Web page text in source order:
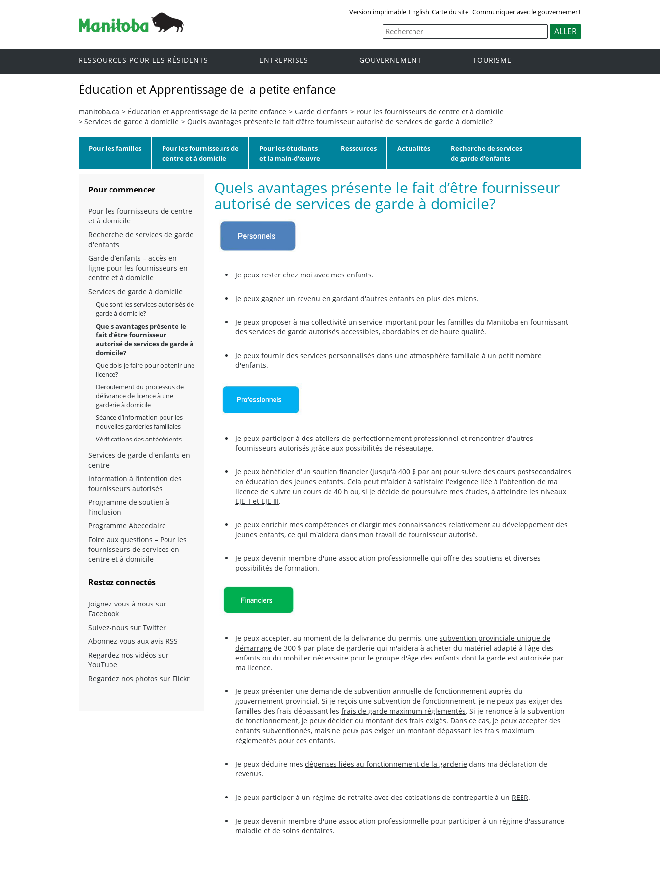
Version imprimable English Carte du site Communiquer avec le gouvernement
RESSOURCES POUR LES RÉSIDENTS ENTREPRISES GOUVERNEMENT TOURISME
Éducation et Apprentissage de la petite enfance
manitoba.ca > Éducation et Apprentissage de la petite enfance > Garde d'enfants > Pour les fournisseurs de centre et à domicile
> Services de garde à domicile > Quels avantages présente le fait d’être fournisseur autorisé de services de garde à domicile?
Pour les familles
Pour les fournisseurs de
centre et à domicile
Pour les étudiants
et la main-d'œuvre
Ressources Actualités
Recherche de services
de garde d'enfants
Quels avantages présente le fait d’être fournisseur
autorisé de services de garde à domicile?
Je peux rester chez moi avec mes enfants.
Je peux gagner un revenu en gardant d'autres enfants en plus des miens.
Je peux proposer à ma collectivité un service important pour les familles du Manitoba en fournissant
des services de garde autorisés accessibles, abordables et de haute qualité.
Je peux fournir des services personnalisés dans une atmosphère familiale à un petit nombre
d'enfants.
Je peux participer à des ateliers de perfectionnement professionnel et rencontrer d'autres
fournisseurs autorisés grâce aux possibilités de réseautage.
Je peux bénéficier d'un soutien financier (jusqu'à 400 $ par an) pour suivre des cours postsecondaires
en éducation des jeunes enfants. Cela peut m'aider à satisfaire l'exigence liée à l'obtention de ma
licence de suivre un cours de 40 h ou, si je décide de poursuivre mes études, à atteindre les niveaux
EJE II et EJE III.
Je peux enrichir mes compétences et élargir mes connaissances relativement au développement des
jeunes enfants, ce qui m'aidera dans mon travail de fournisseur autorisé.
Je peux devenir membre d'une association professionnelle qui offre des soutiens et diverses
possibilités de formation.
Je peux accepter, au moment de la délivrance du permis, une subvention provinciale unique de
démarrage de 300 $ par place de garderie qui m'aidera à acheter du matériel adapté à l'âge des
enfants ou du mobilier nécessaire pour le groupe d'âge des enfants dont la garde est autorisée par
ma licence.
Je peux présenter une demande de subvention annuelle de fonctionnement auprès du
gouvernement provincial. Si je reçois une subvention de fonctionnement, je ne peux pas exiger des
familles des frais dépassant les frais de garde maximum réglementés. Si je renonce à la subvention
de fonctionnement, je peux décider du montant des frais exigés. Dans ce cas, je peux accepter des
enfants subventionnés, mais ne peux pas exiger un montant dépassant les frais maximum
réglementés pour ces enfants.
Je peux déduire mes dépenses liées au fonctionnement de la garderie dans ma déclaration de
revenus.
Je peux participer à un régime de retraite avec des cotisations de contrepartie à un REER.
Je peux devenir membre d'une association professionnelle pour participer à un régime d'assurance-
maladie et de soins dentaires.
Pour commencer
Pour les fournisseurs de centre
et à domicile
Recherche de services de garde
d'enfants
Garde d’enfants – accès en
ligne pour les fournisseurs en
centre et à domicile
Services de garde à domicile
Que sont les services autorisés de
garde à domicile?
Quels avantages présente le
fait d’être fournisseur
autorisé de services de garde à
domicile?
Que dois-je faire pour obtenir une
licence?
Déroulement du processus de
délivrance de licence à une
garderie à domicile
Séance d’information pour les
nouvelles garderies familiales
Vérifications des antécédents
Services de garde d'enfants en
centre
Information à l’intention des
fournisseurs autorisés
Programme de soutien à
l’inclusion
Programme Abecedaire
Foire aux questions – Pour les
fournisseurs de services en
centre et à domicile
Restez connectés
Joignez-vous à nous sur
Facebook
Suivez-nous sur Twitter
Abonnez-vous aux avis RSS
Regardez nos vidéos sur
YouTube
Regardez nos photos sur Flickr